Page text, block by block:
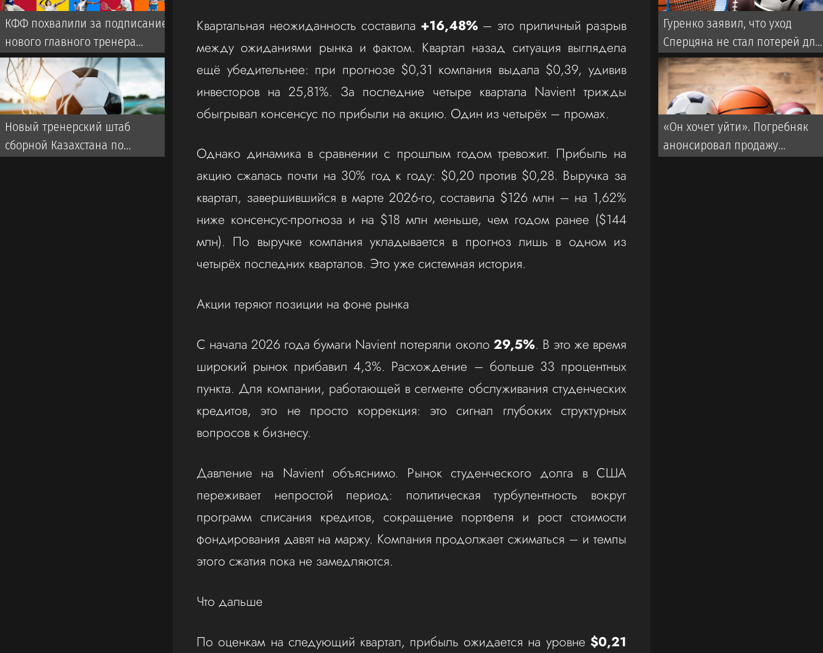
Квартальная неожиданность составила +16,48% – это приличный разрыв
между ожиданиями рынка и фактом. Квартал назад ситуация выглядела
ещё убедительнее: при прогнозе $0,31 компания выдала $0,39, удивив
инвесторов на 25,81%. За последние четыре квартала Navient трижды
обыгрывал консенсус по прибыли на акцию. Один из четырёх – промах.
Однако динамика в сравнении с прошлым годом тревожит. Прибыль на
акцию сжалась почти на 30% год к году: $0,20 против $0,28. Выручка за
квартал, завершившийся в марте 2026-го, составила $126 млн – на 1,62%
ниже консенсус-прогноза и на $18 млн меньше, чем годом ранее ($144
млн). По выручке компания укладывается в прогноз лишь в одном из
четырёх последних кварталов. Это уже системная история.
Акции теряют позиции на фоне рынка
С начала 2026 года бумаги Navient потеряли около 29,5%. В это же время
широкий рынок прибавил 4,3%. Расхождение – больше 33 процентных
пункта. Для компании, работающей в сегменте обслуживания студенческих
кредитов, это не просто коррекция: это сигнал глубоких структурных
вопросов к бизнесу.
Давление на Navient объяснимо. Рынок студенческого долга в США
переживает непростой период: политическая турбулентность вокруг
программ списания кредитов, сокращение портфеля и рост стоимости
фондирования давят на маржу. Компания продолжает сжиматься – и темпы
этого сжатия пока не замедляются.
Что дальше
По оценкам на следующий квартал, прибыль ожидается на уровне $0,21
КФФ похвалили за подписание
нового главного тренера
сборной
Новый тренерский штаб
сборной Казахстана по
Гуренко заявил, что уход
Сперцяна не стал потерей для
«Краснодара»
«Он хочет уйти». Погребняк
анонсировал продажу